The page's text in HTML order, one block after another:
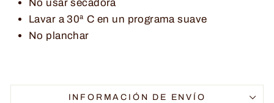
No usar secadora
Lavar a 30ª C en un programa suave
No planchar
INFORMACIÓN DE ENVÍO